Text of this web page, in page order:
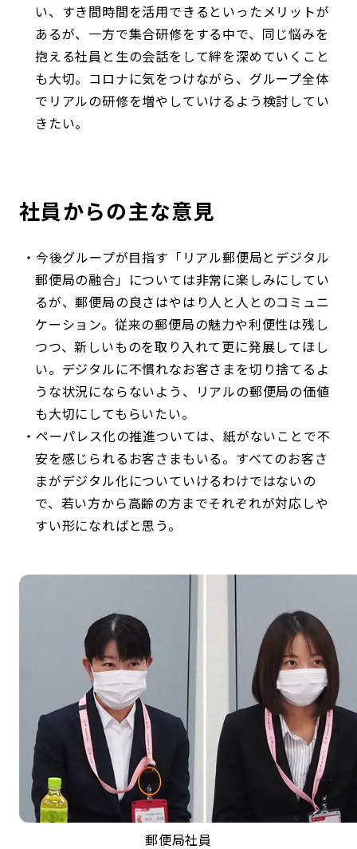
い、すき間時間を活用できるといったメリットが
あるが、一方で集合研修をする中で、同じ悩みを
抱える社員と生の会話をして絆を深めていくこと
も大切。コロナに気をつけながら、グループ全体
でリアルの研修を増やしていけるよう検討してい
きたい。
社員からの主な意見
今後グループが目指す「リアル郵便局とデジタル
郵便局の融合」については非常に楽しみにしてい
るが、郵便局の良さはやはり人と人とのコミュニ
ケーション。従来の郵便局の魅力や利便性は残し
つつ、新しいものを取り入れて更に発展してほし
い。デジタルに不慣れなお客さまを切り捨てるよ
うな状況にならないよう、リアルの郵便局の価値
も大切にしてもらいたい。
ペーパレス化の推進ついては、紙がないことで不
安を感じられるお客さまもいる。すべてのお客さ
まがデジタル化についていけるわけではないの
で、若い方から高齢の方までそれぞれが対応しや
すい形になればと思う。
郵便局社員